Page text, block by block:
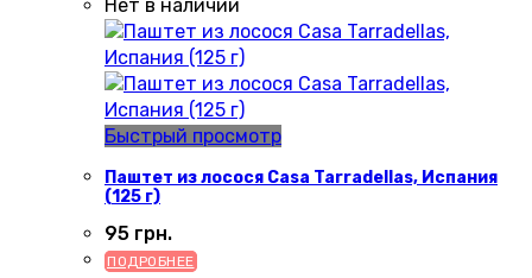
Нет в наличии
Быстрый просмотр
Паштет из лосося Casa Tarradellas, Испания
(125 г)
95 грн.
ПОДРОБНЕЕ